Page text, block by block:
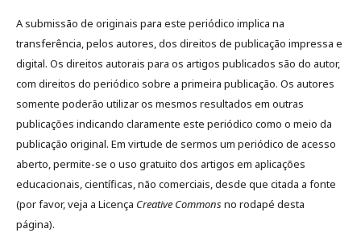
A submissão de originais para este periódico implica na
transferência, pelos autores, dos direitos de publicação impressa e
digital. Os direitos autorais para os artigos publicados são do autor,
com direitos do periódico sobre a primeira publicação. Os autores
somente poderão utilizar os mesmos resultados em outras
publicações indicando claramente este periódico como o meio da
publicação original. Em virtude de sermos um periódico de acesso
aberto, permite-se o uso gratuito dos artigos em aplicações
educacionais, científicas, não comerciais, desde que citada a fonte
(por favor, veja a Licença Creative Commonsno rodapé desta
página).